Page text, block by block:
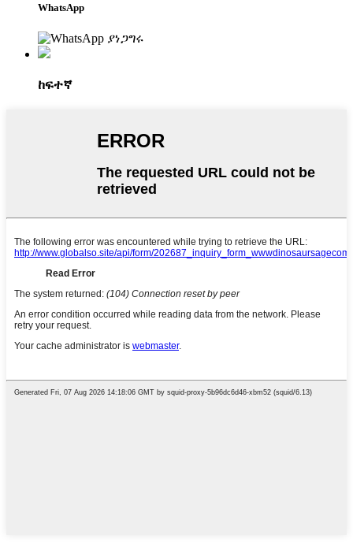
WhatsApp
ከፍተኛ